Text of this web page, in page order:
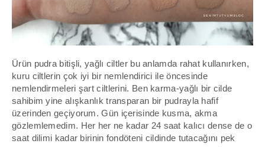
Ürün pudra bitişli, yağlı ciltler bu anlamda rahat kullanırken,
kuru ciltlerin çok iyi bir nemlendirici ile öncesinde
nemlendirmeleri şart ciltlerini. Ben karma-yağlı bir cilde
sahibim yine alışkanlık transparan bir pudrayla hafif
üzerinden geçiyorum. Gün içerisinde kusma, akma
gözlemlemedim. Her her ne kadar 24 saat kalıcıdense de o
saat dilimi kadar birinin fondöteni cildinde tutacağını pek